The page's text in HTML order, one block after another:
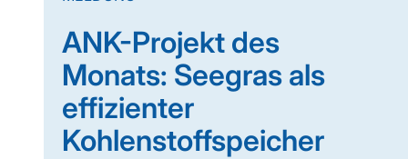
ANK-Projekt des
Monats: Seegras als
effizienter
Kohlenstoffspeicher